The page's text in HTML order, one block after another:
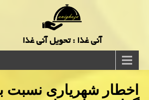
آنی غذا : تحویل آنی غذا
اخطار شهریاری نسبت